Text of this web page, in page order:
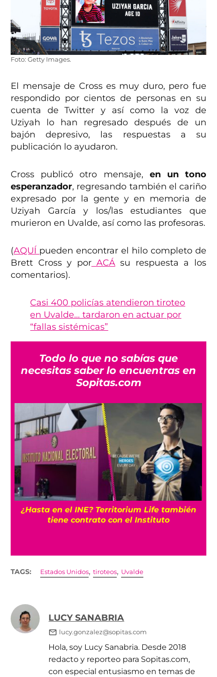
Foto: Getty Images.
El mensaje de Cross es muy duro, pero fue
respondido por cientos de personas en su
cuenta de Twitter y así como la voz de
Uziyah lo han regresado después de un
bajón depresivo, las respuestas a su
publicación lo ayudaron.
Cross publicó otro mensaje, en un tono
esperanzador, regresando también el cariño
expresado por la gente y en memoria de
Uziyah García y los/las estudiantes que
murieron en Uvalde, así como las profesoras.
(AQUÍ pueden encontrar el hilo completo de
Brett Cross y porACÁ su respuesta a los
comentarios).
Casi 400 policías atendieron tiroteo
en Uvalde… tardaron en actuar por
“fallas sistémicas”
Todo lo que no sabías que
necesitas saber lo encuentras en
Sopitas.com
¿Hasta en el INE? Territorium Life también
tiene contrato con el Instituto
TAGS: Estados Unidos,tiroteos, Uvalde
LUCY SANABRIA
lucy.gonzalez@sopitas.com
Hola, soy Lucy Sanabria. Desde 2018
redacto y reporteo para Sopitas.com,
con especial entusiasmo en temas de